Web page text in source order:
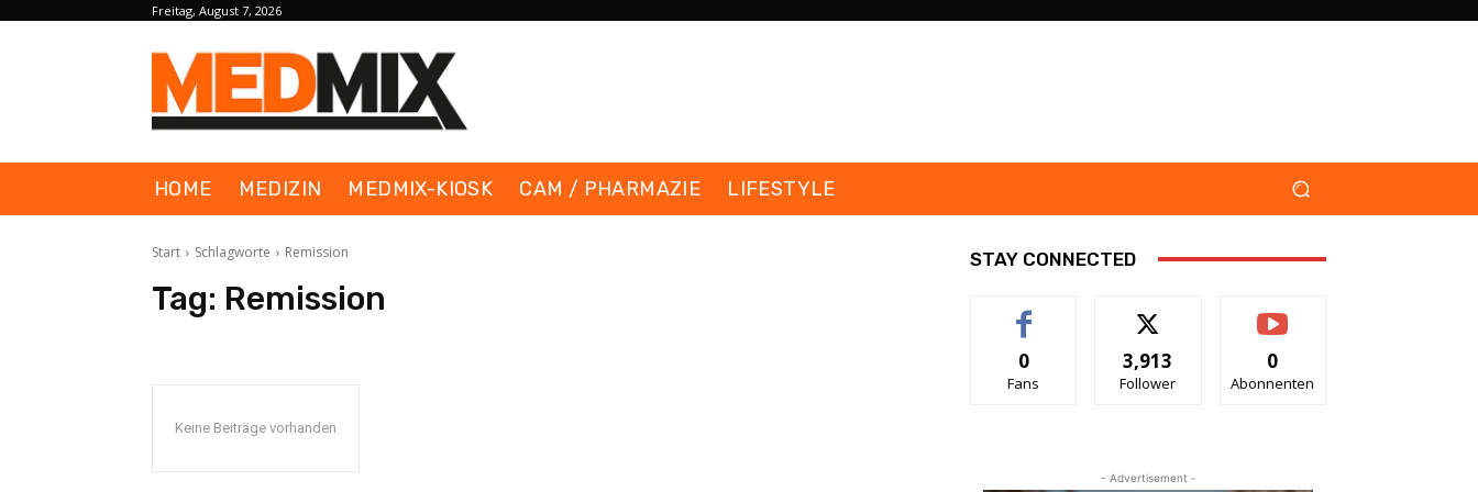
Freitag, August 7, 2026
HOME MEDIZIN MEDMIX-KIOSK CAM / PHARMAZIE LIFESTYLE
Start Schlagworte Remission
Tag: Remission
Keine Beiträge vorhanden
STAY CONNECTED
0
Fans
3,913
Follower
0
Abonnenten
- Advertisement -